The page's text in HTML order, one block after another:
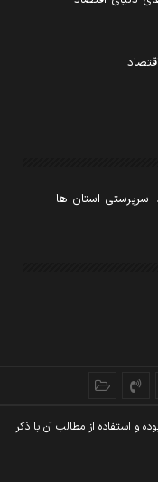
سرپرستی استان ها
و استفاده از مطالب آن با ذکر